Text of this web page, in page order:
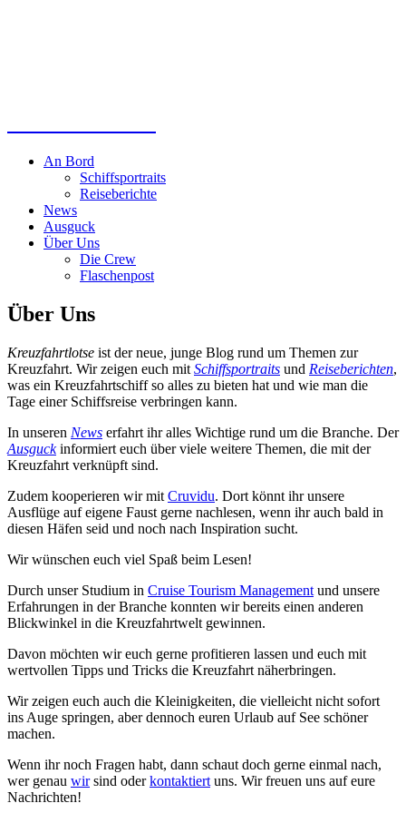
An Bord
Schiffsportraits
Reiseberichte
News
Ausguck
Über Uns
Die Crew
Flaschenpost
Über Uns
Kreuzfahrtlotse ist der neue, junge Blog rund um Themen zur
Kreuzfahrt. Wir zeigen euch mit Schiffsportraits und Reiseberichten,
was ein Kreuzfahrtschiff so alles zu bieten hat und wie man die
Tage einer Schiffsreise verbringen kann.
In unseren News erfahrt ihr alles Wichtige rund um die Branche. Der
Ausguck informiert euch über viele weitere Themen, die mit der
Kreuzfahrt verknüpft sind.
Zudem kooperieren wir mit Cruvidu. Dort könnt ihr unsere
Ausflüge auf eigene Faust gerne nachlesen, wenn ihr auch bald in
diesen Häfen seid und noch nach Inspiration sucht.
Wir wünschen euch viel Spaß beim Lesen!
Durch unser Studium in Cruise Tourism Management und unsere
Erfahrungen in der Branche konnten wir bereits einen anderen
Blickwinkel in die Kreuzfahrtwelt gewinnen.
Davon möchten wir euch gerne profitieren lassen und euch mit
wertvollen Tipps und Tricks die Kreuzfahrt näherbringen.
Wir zeigen euch auch die Kleinigkeiten, die vielleicht nicht sofort
ins Auge springen, aber dennoch euren Urlaub auf See schöner
machen.
Wenn ihr noch Fragen habt, dann schaut doch gerne einmal nach,
wer genau wirsind oderkontaktiert uns. Wir freuen uns auf eure
Nachrichten!